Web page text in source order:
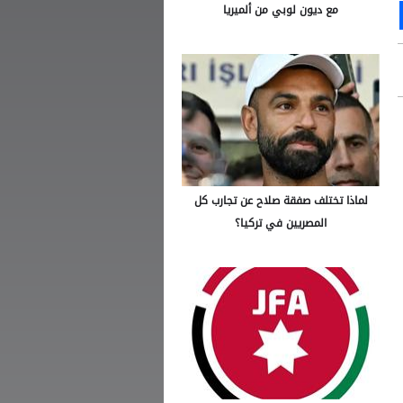
مع ديون لوبي من ألميريا
لماذا تختلف صفقة صلاح عن تجارب كل
المصريين في تركيا؟